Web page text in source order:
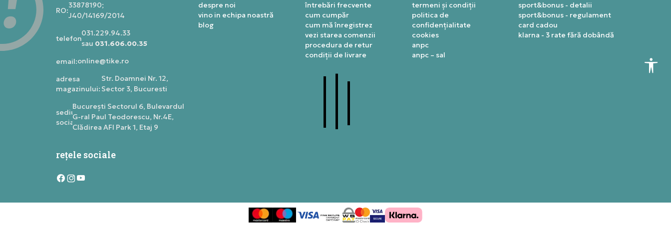
RO:
33878190;
J40/14169/2014
telefon:
031.229.94.33
sau 031.606.00.35
email:online@tike.ro
adresa
magazinului:
Str. Doamnei Nr. 12,
Sector 3, Bucuresti
sediu
social:
Bucureşti Sectorul 6, Bulevardul
G-ral Paul Teodorescu, Nr.4E,
Clădirea AFI Park 1, Etaj 9
despre noi
vino in echipa noastră
blog
întrebări frecvente
cum cumpăr
cum mă înregistrez
vezi starea comenzii
procedura de retur
condiții de livrare
termeni și condiții
politica de
confidențialitate
cookies
anpc
anpc – sal
sport&bonus - detalii
sport&bonus - regulament
card cadou
klarna - 3 rate fără dobândă
rețele sociale